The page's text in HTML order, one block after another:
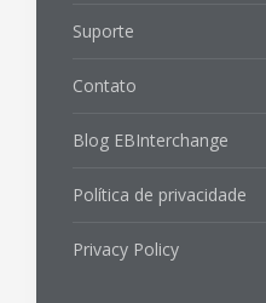
Suporte
Contato
Blog EBInterchange
Política de privacidade
Privacy Policy